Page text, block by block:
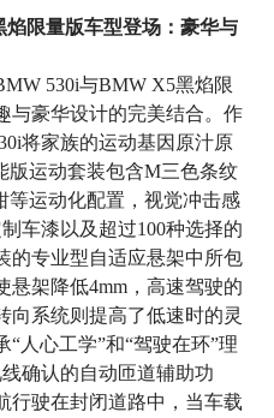
限量版车型登场：豪华与
530i与BMW X5黑焰限
与豪华设计的完美结合。作
将家族的运动基因原汁原
版运动套装包含M三色条纹
等运动化配置，视觉冲击感
车漆以及超过100种选择的
的专业型自适应悬架中所包
悬架降低4mm，高速驾驶的
向系统则提高了低速时的灵
人心工学”和“驾驶在环”理
确认的自动匝道辅助功
行驶在封闭道路中，当车载